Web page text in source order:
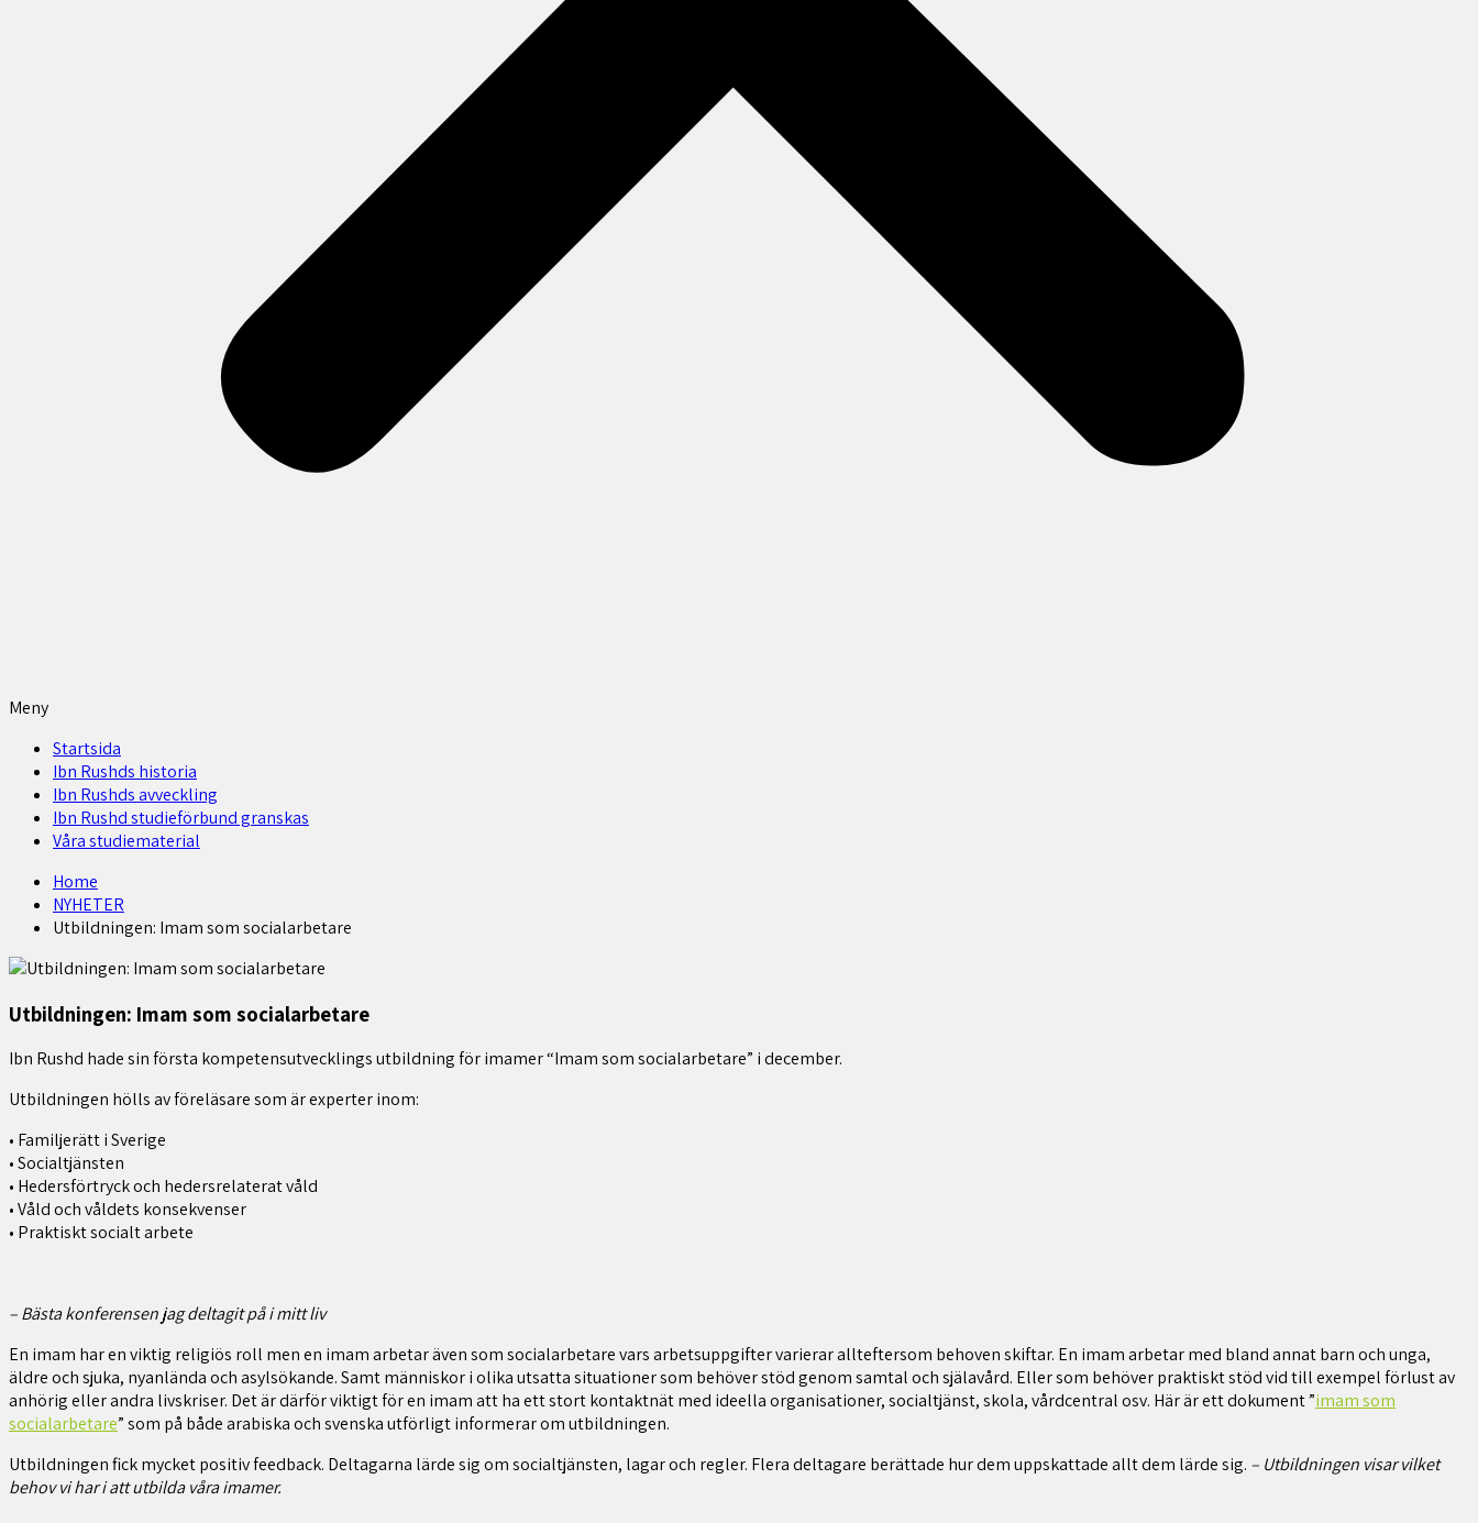
Meny
Startsida
Ibn Rushds historia
Ibn Rushds avveckling
Ibn Rushd studieförbund granskas​
Våra studiematerial
Home
NYHETER
Utbildningen: Imam som socialarbetare
Utbildningen: Imam som socialarbetare
Ibn Rushd hade sin första kompetensutvecklings utbildning för imamer “Imam som socialarbetare” i december.
Utbildningen hölls av föreläsare som är experter inom:
• Familjerätt i Sverige
• Socialtjänsten
• Hedersförtryck och hedersrelaterat våld
• Våld och våldets konsekvenser
• Praktiskt socialt arbete
– Bästa konferensen jag deltagit på i mitt liv
En imam har en viktig religiös roll men en imam arbetar även som socialarbetare vars arbetsuppgifter varierar allteftersom behoven skiftar. En imam arbetar med bland annat barn och unga,
äldre och sjuka, nyanlända och asylsökande. Samt människor i olika utsatta situationer som behöver stöd genom samtal och själavård. Eller som behöver praktiskt stöd vid till exempel förlust av
anhörig eller andra livskriser. Det är därför viktigt för en imam att ha ett stort kontaktnät med ideella organisationer, socialtjänst, skola, vårdcentral osv. Här är ett dokument ”imam som
socialarbetare” som på både arabiska och svenska utförligt informerar om utbildningen.
Utbildningen fick mycket positiv feedback. Deltagarna lärde sig om socialtjänsten, lagar och regler. Flera deltagare berättade hur dem uppskattade allt dem lärde sig. – Utbildningen visar vilket
behov vi har i att utbilda våra imamer.